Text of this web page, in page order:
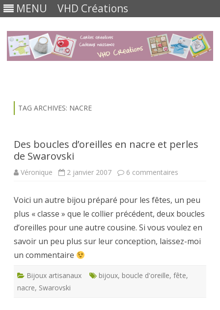
MENU VHD Créations
TAG ARCHIVES: NACRE
Des boucles d’oreilles en nacre et perles
de Swarovski
Véronique 2 janvier 2007 6 commentaires
en
nacre
et
de
Voici un autre bijou préparé pour les fêtes, un peu
plus « classe » que le collier précédent, deux boucles
d’oreilles pour une autre cousine. Si vous voulez en
savoir un peu plus sur leur conception, laissez-moi
un commentaire
Bijoux artisanaux bijoux, boucle d'oreille, fête,
nacre, Swarovski